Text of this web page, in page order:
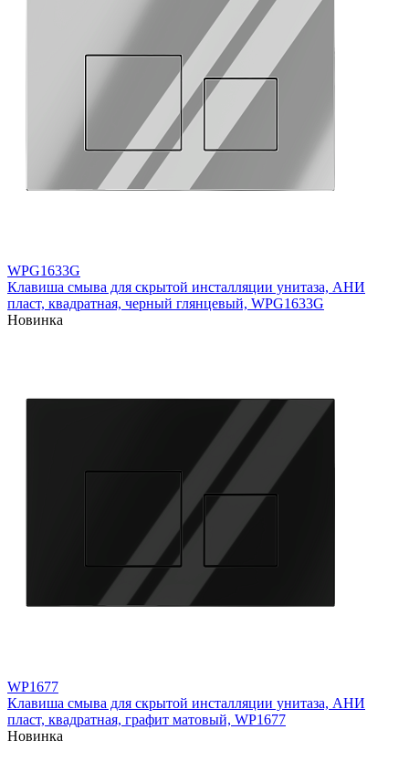
WPG1633G
Клавиша смыва для скрытой инсталляции унитаза, АНИ
пласт, квадратная, черный глянцевый, WPG1633G
Новинка
WP1677
Клавиша смыва для скрытой инсталляции унитаза, АНИ
пласт, квадратная, графит матовый, WP1677
Новинка